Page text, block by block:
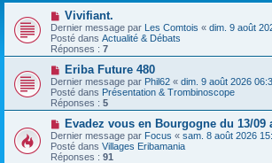
N
o
u
v
e
a
u
m
e
s
s
a
g
e
Vivifiant.
Dernier message par Les Comtois « dim. 9 août
Posté dans Actualité & Débats
Réponses : 7
N
o
u
v
e
a
u
m
e
Eriba Future 480
Dernier message par Phil62 « dim. 9 août 2026
Posté dans Présentation & Trombinoscope
Réponses : 5
N
o
u
v
Evadez vous en Bourgogne du 13/09
Dernier message par Focus « sam. 8 août 2026
Posté dans Villages Eribamania
Réponses : 91